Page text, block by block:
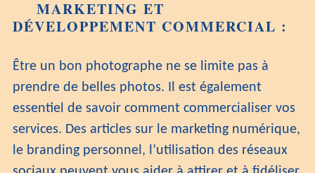
MARKETING ET
DÉVELOPPEMENT COMMERCIAL :
Être un bon photographe ne se limite pas à
prendre de belles photos. Il est également
essentiel de savoir comment commercialiser vos
services. Des articles sur le marketing numérique,
le branding personnel, l’utilisation des réseaux